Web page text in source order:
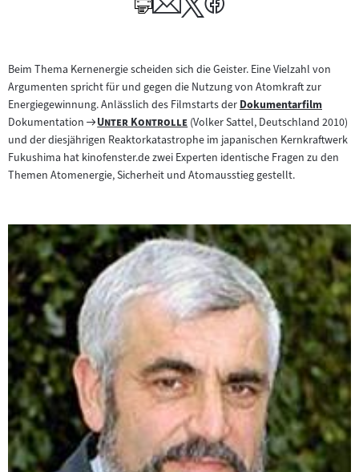
Beim Thema Kernenergie scheiden sich die Geister. Eine Vielzahl von
Argumenten spricht für und gegen die Nutzung von Atomkraft zur
Energiegewinnung. Anlässlich des Filmstarts derZum
Inhalt:
Dokumentarfilm
Dokumentation
Zum
Filmarchiv:
"
Unter Kontrolle"(Volker Sattel, Deutschland 2010)
und der diesjährigen Reaktorkatastrophe im japanischen Kernkraftwerk
Fukushima hat kinofenster.de zwei Experten identische Fragen zu den
Themen Atomenergie, Sicherheit und Atomausstieg gestellt.